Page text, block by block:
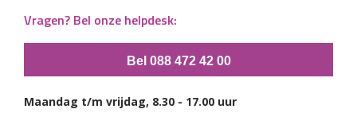
Vragen? Bel onze helpdesk:
Bel 088 472 42 00
Maandag t/m vrijdag, 8.30 - 17.00 uur